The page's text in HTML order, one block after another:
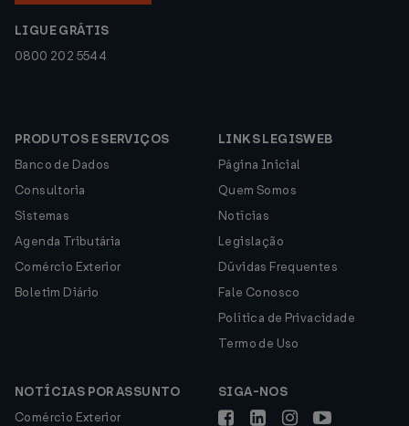
LIGUE GRÁTIS
0800 202 5544
PRODUTOS E SERVIÇOS
Banco de Dados
Consultoria
Sistemas
Agenda Tributária
Comércio Exterior
Boletim Diário
LINKS LEGISWEB
Página Inicial
Quem Somos
Notícias
Legislação
Dúvidas Frequentes
Fale Conosco
Política de Privacidade
Termo de Uso
NOTÍCIAS POR ASSUNTO
Comércio Exterior
SIGA-NOS